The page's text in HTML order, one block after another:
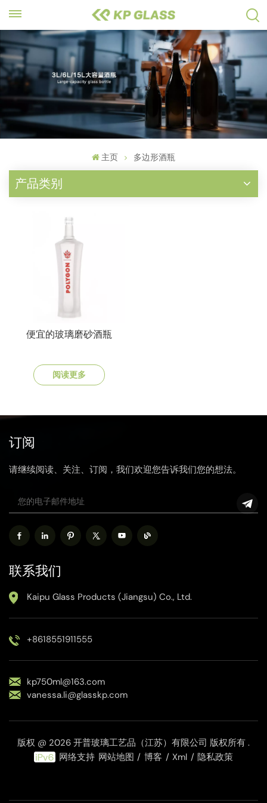
主页 多边形酒瓶
产品类别
便宜的玻璃磨砂酒瓶
阅读更多
订阅
请继续阅读、关注、订阅，我们欢迎您告诉我们您的想法。
联系我们
Kaipu Glass Products (Jiangsu) Co., Ltd.
+8618551911555
kp750ml@163.com
vanessa.li@glasskp.com
版权 @ 2026 开普玻璃工艺品（江苏）有限公司 版权所有 .
网络支持 网站地图 / 博客 / Xml / 隐私政策